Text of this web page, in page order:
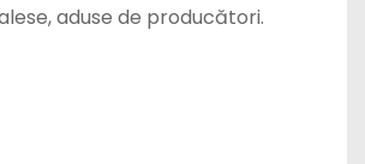
aduse de producători.